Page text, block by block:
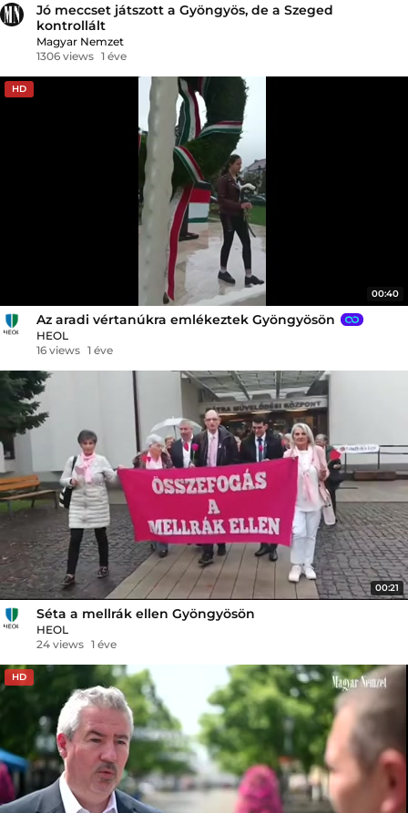
Jó meccset játszott a Gyöngyös, de a Szeged
kontrollált
Magyar Nemzet
1306 views 1 éve
HD
00:40
Az aradi vértanúkra emlékeztek Gyöngyösön
HEOL
16 views 1 éve
00:21
Séta a mellrák ellen Gyöngyösön
HEOL
24 views 1 éve
HD